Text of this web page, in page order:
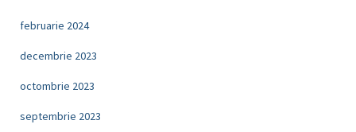
februarie 2024
decembrie 2023
octombrie 2023
septembrie 2023